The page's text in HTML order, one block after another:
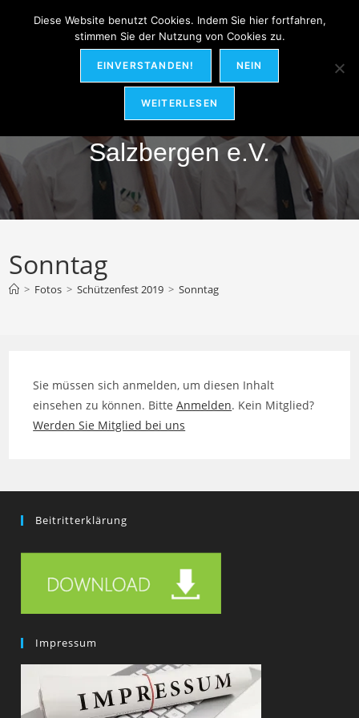
MENÜ
Hubertus-Schützenverein
Salzbergen e.V.
Sonntag
> Fotos > Schützenfest 2019 > Sonntag
Sie müssen sich anmelden, um diesen Inhalt
einsehen zu können. BitteAnmelden. Kein Mitglied?
Werden Sie Mitglied bei uns
Beitritterklärung
Impressum
Diese Website benutzt Cookies. Indem Sie hier fortfahren,
stimmen Sie der Nutzung von Cookies zu.
EINVERSTANDEN! NEIN
WEITERLESEN